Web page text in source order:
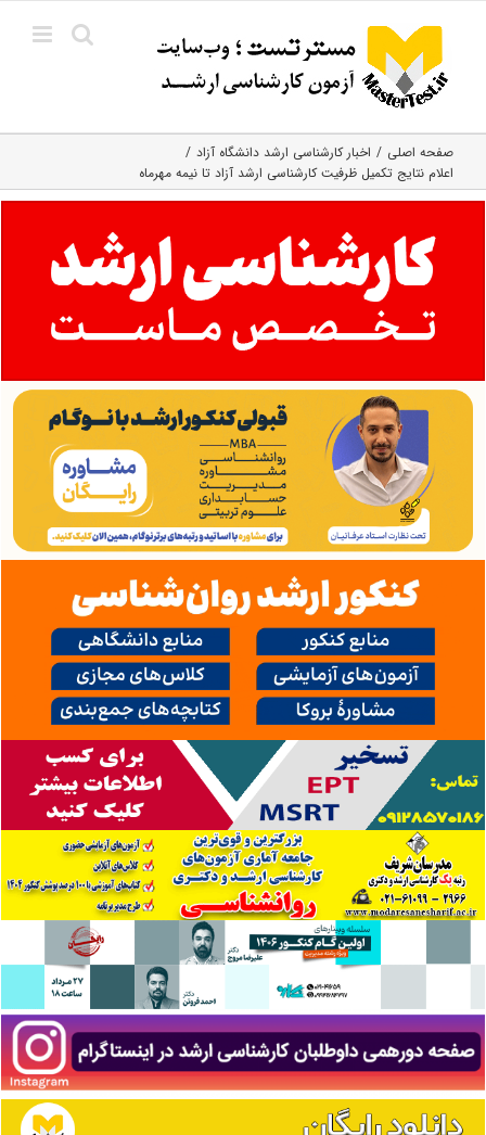
content
صفحه اصلی
اخبار کارشناسی ارشد دانشگاه آزاد
اعلام نتایج تکمیل ظرفیت کارشناسی ارشد آزاد تا نیمه مهرماه